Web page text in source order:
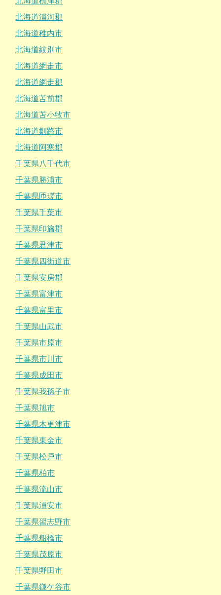
北海道浦河郡
北海道稚内市
北海道紋別市
北海道網走市
北海道網走郡
北海道苫前郡
北海道苫小牧市
北海道釧路市
北海道阿寒郡
千葉県八千代市
千葉県勝浦市
千葉県匝瑳市
千葉県千葉市
千葉県印旛郡
千葉県君津市
千葉県四街道市
千葉県安房郡
千葉県富津市
千葉県富里市
千葉県山武市
千葉県市原市
千葉県市川市
千葉県成田市
千葉県我孫子市
千葉県旭市
千葉県木更津市
千葉県東金市
千葉県松戸市
千葉県柏市
千葉県流山市
千葉県浦安市
千葉県習志野市
千葉県船橋市
千葉県茂原市
千葉県野田市
千葉県鎌ケ谷市